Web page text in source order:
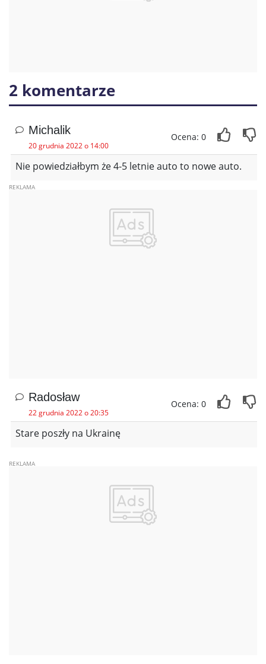
2 komentarze
Michalik
20 grudnia 2022 o 14:00
Ocena: 0
Nie powiedziałbym że 4-5 letnie auto to nowe auto.
Radosław
22 grudnia 2022 o 20:35
Ocena: 0
Stare poszły na Ukrainę